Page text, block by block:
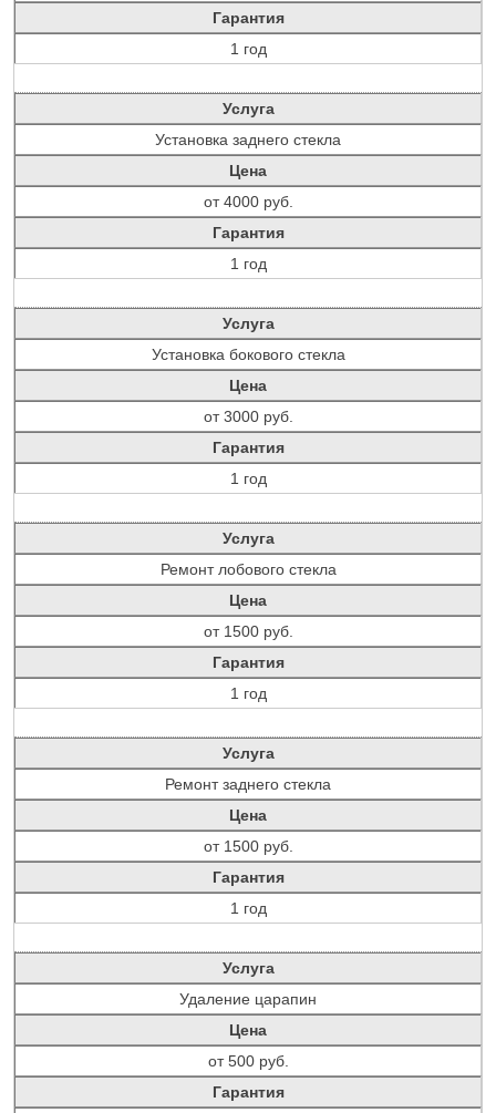
Гарантия
1 год
Услуга
Установка заднего стекла
Цена
от 4000 руб.
Гарантия
1 год
Услуга
Установка бокового стекла
Цена
от 3000 руб.
Гарантия
1 год
Услуга
Ремонт лобового стекла
Цена
от 1500 руб.
Гарантия
1 год
Услуга
Ремонт заднего стекла
Цена
от 1500 руб.
Гарантия
1 год
Услуга
Удаление царапин
Цена
от 500 руб.
Гарантия